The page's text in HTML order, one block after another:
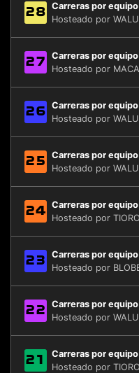
28 Carreras por
Hosteado por
27 Carreras por
Hosteado por
26 Carreras por
Hosteado por
25 Carreras por
Hosteado por
24 Carreras por
Hosteado por
23 Carreras por
Hosteado por
22 Carreras por
Hosteado por
21 Carreras por
Hosteado por